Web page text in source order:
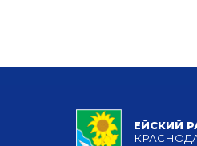
ЕЙСКИЙ